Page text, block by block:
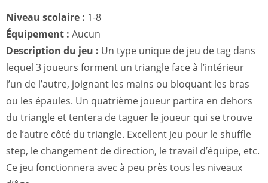
Niveau scolaire : 1-8
Équipement : Aucun
Description du jeu : Un type unique de jeu de tag dans
lequel 3 joueurs forment un triangle face à l’intérieur
l’un de l’autre, joignant les mains ou bloquant les bras
ou les épaules. Un quatrième joueur partira en dehors
du triangle et tentera de taguer le joueur qui se trouve
de l’autre côté du triangle. Excellent jeu pour le shuffle
step, le changement de direction, le travail d’équipe, etc.
Ce jeu fonctionnera avec à peu près tous les niveaux